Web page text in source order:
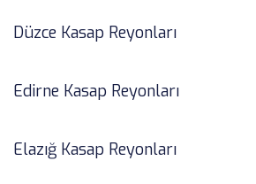
Düzce Kasap Reyonları
Edirne Kasap Reyonları
Elazığ Kasap Reyonları